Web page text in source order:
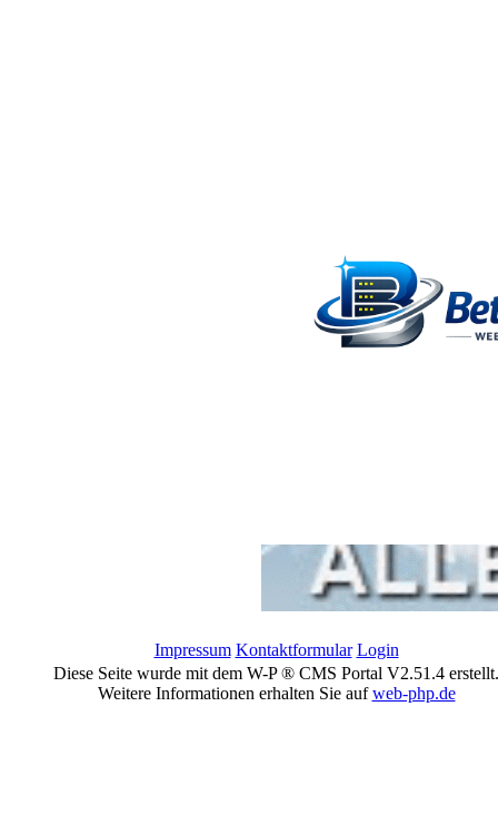
Impressum Kontaktformular Login
Diese Seite wurde mit dem W-P ® CMS Portal V2.51.4 erstellt.
Weitere Informationen erhalten Sie aufweb-php.de